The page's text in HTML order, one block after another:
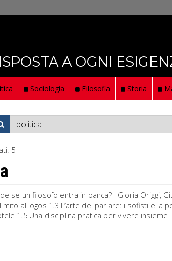
A OGNI
Sociologia Filosofia Storia
5
se un filosofo entra in banca? Gloria Origgi,
mito al logos 1.3 L’arte del parlare: i sofisti e
1.5 Una disciplina pratica per vivere insieme